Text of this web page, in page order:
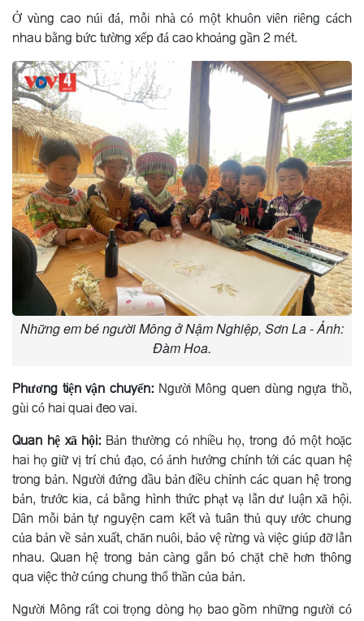
Ở vùng cao núi đá, mỗi nhà có một khuôn viên riêng cách
nhau bằng bức tường xếp đá cao khoảng gần 2 mét.
Những em bé người Mông ở Nậm Nghiệp, Sơn La - Ảnh:
Đàm Hoa.
Phương tiện vận chuyển: Người Mông quen dùng ngựa thồ,
gùi có hai quai đeo vai.
Quan hệ xã hội: Bản thường có nhiều họ, trong đó một hoặc
hai họ giữ vị trí chủ đạo, có ảnh hưởng chính tới các quan hệ
trong bản. Người đứng đầu bản điều chỉnh các quan hệ trong
bản, trước kia, cả bằng hình thức phạt vạ lẫn dư luận xã hội.
Dân mỗi bản tự nguyện cam kết và tuân thủ quy ước chung
của bản về sản xuất, chăn nuôi, bảo vệ rừng và việc giúp đỡ lẫn
nhau. Quan hệ trong bản càng gắn bó chặt chẽ hơn thông
qua việc thờ cúng chung thổ thần của bản.
Người Mông rất coi trọng dòng họ bao gồm những người có